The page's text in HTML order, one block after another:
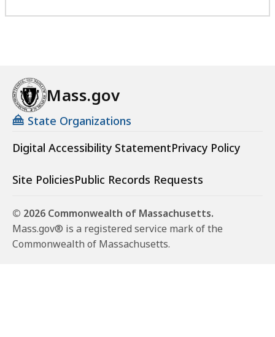
Mass.gov
State Organizations
Digital Accessibility StatementPrivacy Policy
Site PoliciesPublic Records Requests
© 2026 Commonwealth of Massachusetts.
Mass.gov® is a registered service mark of the
Commonwealth of Massachusetts.